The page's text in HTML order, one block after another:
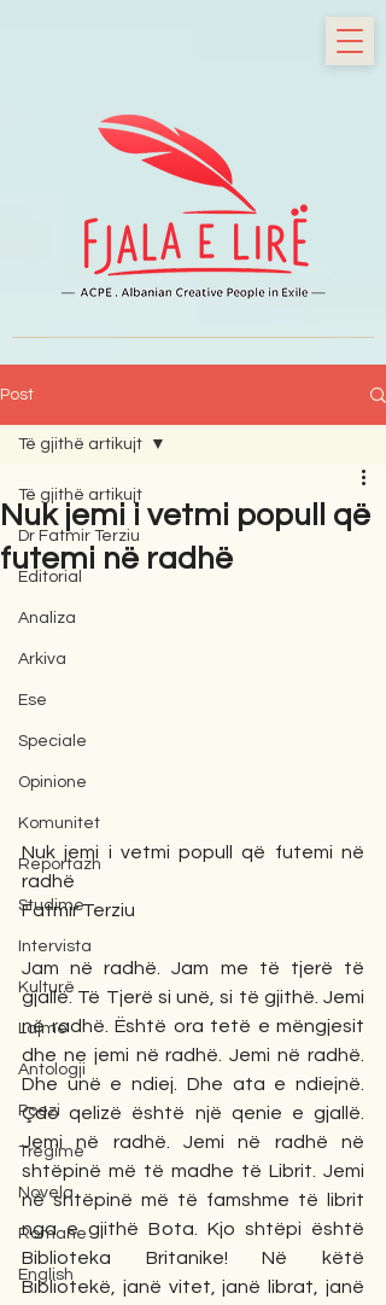
Post
Të gjithë artikujt
Dr Fatmir Terziu
Editorial
Analiza
Arkiva
Ese
Speciale
Opinione
Komunitet
Reportazh
Studime
Intervista
Kulturë
Lajme
Antologji
Poezi
Tregime
Novela
Romane
English
Të gjithë artikujt
Nuk jemi i vetmi popull që
futemi në radhë
Nuk jemi i vetmi popull që futemi në
radhë
Fatmir Terziu
Jam në radhë. Jam me të tjerë të
gjallë. Të Tjerë si unë, si të gjithë. Jemi
në radhë. Është ora tetë e mëngjesit
dhe ne jemi në radhë. Jemi në radhë.
Dhe unë e ndiej. Dhe ata e ndiejnë.
Çdo qelizë është një qenie e gjallë.
Jemi në radhë. Jemi në radhë në
shtëpinë më të madhe të Librit. Jemi
në shtëpinë më të famshme të librit
nga e gjithë Bota. Kjo shtëpi është
Biblioteka Britanike! Në këtë
Bibliotekë, janë vitet, janë librat, janë